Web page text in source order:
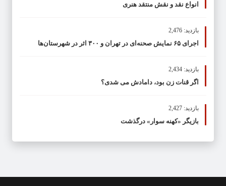
انواع نقد و نقش منتقد هنری
بازدید: 2,476
اجرای ۶۵ نمایش صحنه‌ای در تهران و ۳۰۰ اثر در شهرستان‌ها
بازدید: 2,434
اگر قنات زن بود، دامادش می شدی؟
بازدید: 2,427
بازیگر «کهنه سوار» درگذشت